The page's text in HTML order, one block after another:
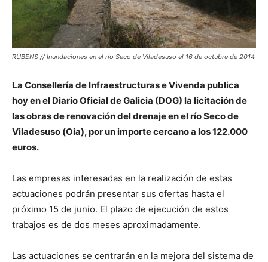
RUBENS // Inundaciones en el río Seco de Viladesuso el 16 de octubre de 2014
La Consellería de Infraestructuras e Vivenda publica
hoy en el Diario Oficial de Galicia (DOG) la licitación de
las obras de renovación del drenaje en el río Seco de
Viladesuso (Oia), por un importe cercano a los 122.000
euros.
Las empresas interesadas en la realización de estas
actuaciones podrán presentar sus ofertas hasta el
próximo 15 de junio. El plazo de ejecución de estos
trabajos es de dos meses aproximadamente.
Las actuaciones se centrarán en la mejora del sistema de